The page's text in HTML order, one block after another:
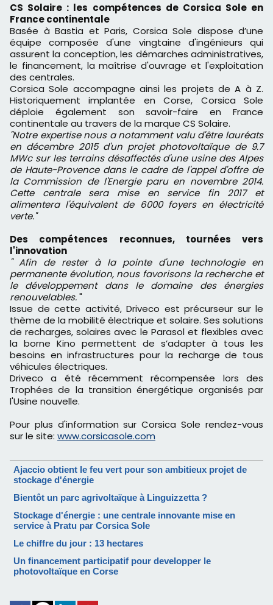
CS Solaire : les compétences de Corsica Sole en
France continentale
Basée à Bastia et Paris, Corsica Sole dispose d’une
équipe composée d'une vingtaine d'ingénieurs qui
assurent la conception, les démarches administratives,
le financement, la maîtrise d'ouvrage et l'exploitation
des centrales.
Corsica Sole accompagne ainsi les projets de A à Z.
Historiquement implantée en Corse, Corsica Sole
déploie également son savoir-faire en France
continentale au travers de la marque CS Solaire.
"Notre expertise nous a notamment valu d'être lauréats
en décembre 2015 d'un projet photovoltaïque de 9.7
MWc sur les terrains désaffectés d'une usine des Alpes
de Haute-Provence dans le cadre de l'appel d'offre de
la Commission de l'Energie paru en novembre 2014.
Cette centrale sera mise en service fin 2017 et
alimentera l'équivalent de 6000 foyers en électricité
verte."
Des compétences reconnues, tournées vers
l'innovation
" Afin de rester à la pointe d'une technologie en
permanente évolution, nous favorisons la recherche et
le développement dans le domaine des énergies
renouvelables."
Issue de cette activité, Driveco est précurseur sur le
thème de la mobilité électrique et solaire. Ses solutions
de recharges, solaires avec le Parasol et flexibles avec
la borne Kino permettent de s’adapter à tous les
besoins en infrastructures pour la recharge de tous
véhicules électriques.
Driveco a été récemment récompensée lors des
Trophées de la transition énergétique organisés par
l'Usine nouvelle.
Pour plus d'information sur Corsica Sole rendez-vous
sur le site: www.corsicasole.com
Ajaccio obtient le feu vert pour son ambitieux projet de
stockage d'énergie
Bientôt un parc agrivoltaïque à Linguizzetta ?
Stockage d'énergie : une centrale innovante mise en
service à Pratu par Corsica Sole
​Le chiffre du jour : 13 hectares
Un financement participatif pour developper le
photovoltaïque en Corse